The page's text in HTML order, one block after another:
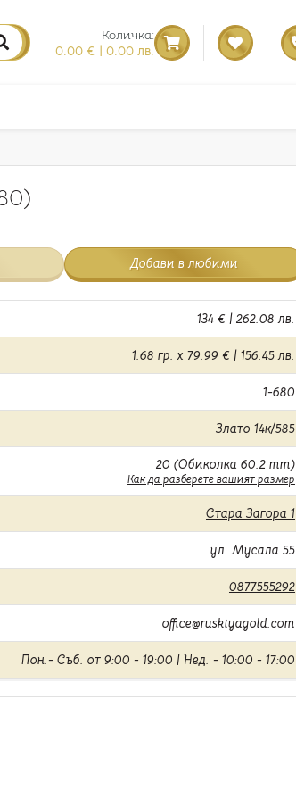
Количка:
0.00 € | 0.00 лв.
Добави в любими
134 € | 262.08 лв.
1.68 гр. x 79.99 € | 156.45 лв.
1-680
Злато 14к/585
20 (Обиколка 60.2 mm)
Как да разберете вашият размер
Стара Загора 1
ул. Мусала 55
0877555292
office@ruskiyagold.com
Пон.- Съб. от 9:00 - 19:00 | Нед. - 10:00 - 17:00